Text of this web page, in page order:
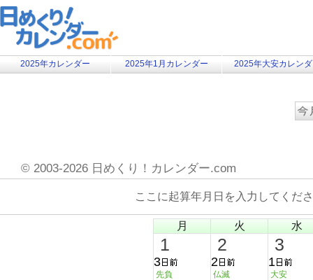
2025年カレンダー 2025年1月カレンダー 2025年大安カレン
© 2003-2026 日めくり！カレンダー.com
ここに起算年月日を入力してく
月 火 水
1
3
先負
2
2
仏滅
3
1
大安